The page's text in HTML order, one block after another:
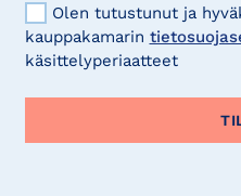
Olen tutustunut ja
kauppakamarin
käsittelyperiaatteet